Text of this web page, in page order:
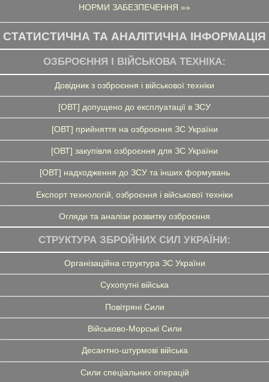
НОРМИ ЗАБЕЗПЕЧЕННЯ »»
СТАТИСТИЧНА ТА АНАЛІТИЧНА ІНФОРМАЦІЯ
ОЗБРОЄННЯ І ВІЙСЬКОВА ТЕХНІКА:
Довідник з озброєння і військової техніки
[ОВТ] допущено до експлуатації в ЗСУ
[ОВТ] прийняття на озброєння ЗС України
[ОВТ] закупівля озброєння для ЗС України
[ОВТ] надходження до ЗСУ та інших формувань
Експорт технологій, озброєння і військової техніки
Огляди та аналізи розвитку озброєння
СТРУКТУРА ЗБРОЙНИХ СИЛ УКРАЇНИ:
Організаційна структура ЗС України
Сухопутні війська
Повітряні Сили
Військово-Морські Сили
Десантно-штурмові війська
Сили спеціальних операцій